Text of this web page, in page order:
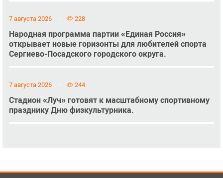
7 августа 2026 228
Народная программа партии «Единая Россия»
открывает новые горизонты для любителей спорта
Сергиево-Посадского городского округа.
7 августа 2026 244
Стадион «Луч» готовят к масштабному спортивному
празднику Дню физкультурника.